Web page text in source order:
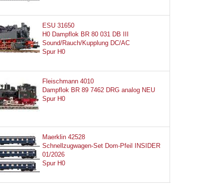
ESU 31650
H0 Dampflok BR 80 031 DB III
Sound/Rauch/Kupplung DC/AC
Spur H0
Fleischmann 4010
Dampflok BR 89 7462 DRG analog NEU
Spur H0
Maerklin 42528
Schnellzugwagen-Set Dom-Pfeil INSIDER
01/2026
Spur H0